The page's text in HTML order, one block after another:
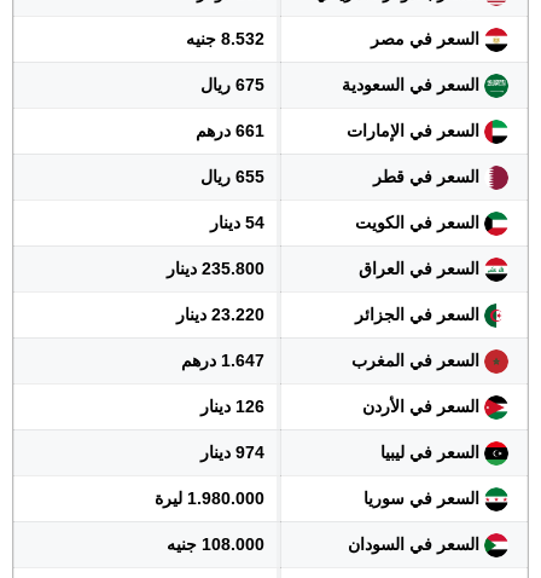
السعر في مصر 8.532 جنيه
السعر في السعودية 675 ريال
السعر في الإمارات 661 درهم
السعر في قطر 655 ريال
السعر في الكويت 54 دينار
السعر في العراق 235.800 دينار
السعر في الجزائر 23.220 دينار
السعر في المغرب 1.647 درهم
السعر في الأردن 126 دينار
السعر في ليبيا 974 دينار
السعر في سوريا 1.980.000 ليرة
السعر في السودان 108.000 جنيه